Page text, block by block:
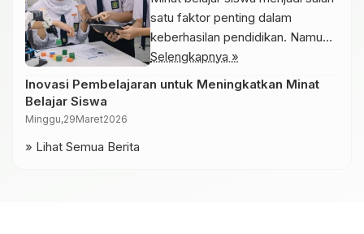
satu faktor penting dalam
keberhasilan pendidikan. Namun,
metode pembelajaran yang
monoton sering kali membuat
siswa merasa bosan. Oleh karena
Selengkapnya »
Inovasi Pembelajaran untuk Meningkatkan Minat
Belajar Siswa
Minggu,29Maret2026
» Lihat Semua Berita